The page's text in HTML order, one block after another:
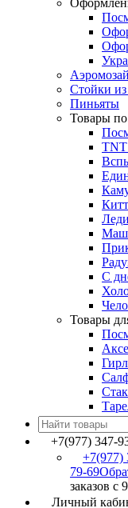
Стойки
Пиньяты
Товары
TNT
С
Товары
+7(977) 347-
+7(977)
79-69
заказов с
Личный